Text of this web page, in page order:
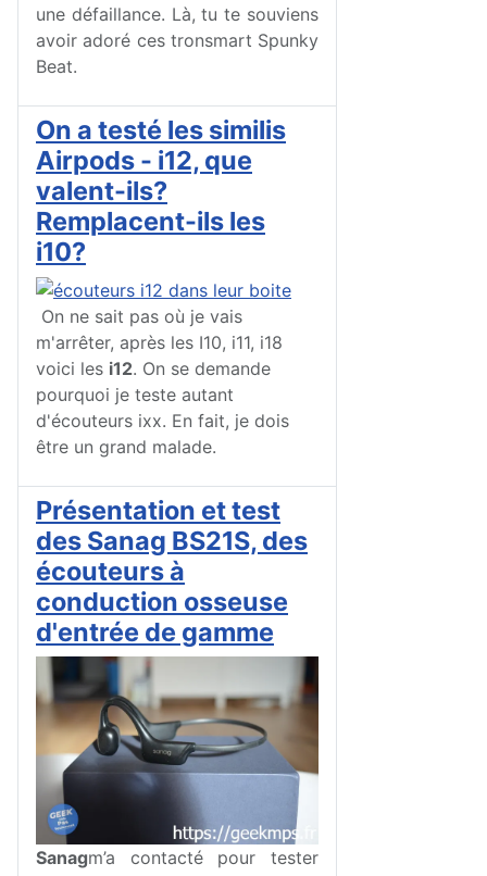
une défaillance. Là, tu te souviens
avoir adoré ces tronsmart Spunky
Beat.
On a testé les similis
Airpods - i12, que
valent-ils?
Remplacent-ils les
i10?
On ne sait pas où je vais
m'arrêter, après les I10, i11, i18
voici les i12. On se demande
pourquoi je teste autant
d'écouteurs ixx. En fait, je dois
être un grand malade.
Présentation et test
des Sanag BS21S, des
écouteurs à
conduction osseuse
d'entrée de gamme
Sanagm’a contacté pour tester